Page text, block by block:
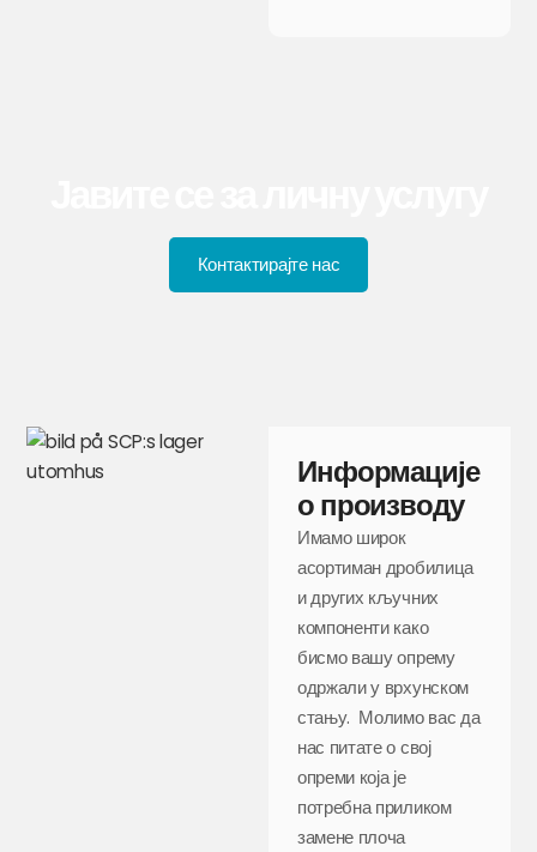
Контактирајте нас
Информације
о производу
Имамо широк
асортиман дробилица
и других кључних
компоненти како
бисмо вашу опрему
одржали у врхунском
стању. Молимо вас да
нас питате о свој
опреми која је
потребна приликом
замене плоча